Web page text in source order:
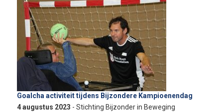
Goalcha activiteit tijdens Bijzondere Kampioenendag
4 augustus 2023 - Stichting Bijzonder in Beweging